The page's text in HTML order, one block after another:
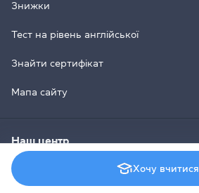
Знижки
Тест на рівень англійської
Знайти сертифікат
Мапа сайту
Наш центр
Про компанію Хочу вчитися